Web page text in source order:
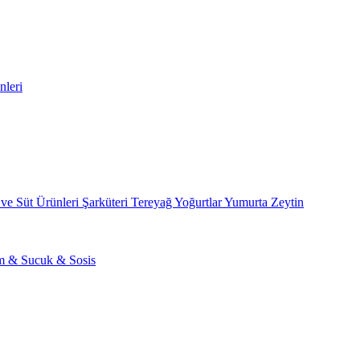
Süt Ürünleri Şarküteri TereyağYoğurtlarYumurta Zeytin
& Sucuk & Sosis